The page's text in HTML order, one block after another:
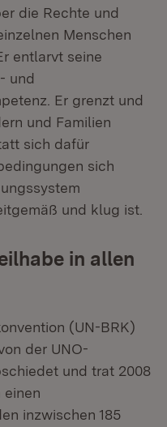
die Rechte und
Menschen
entlarvt seine
und
Er grenzt und
und Familien
sich dafür
sich
und klug ist.
in allen
(UN-BRK)
der UNO-
und trat 2008
einen
inzwischen 185